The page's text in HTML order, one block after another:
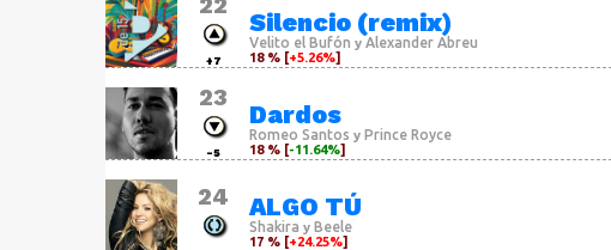
+7
Silencio (remix)
Velito el Bufón yAlexander Abreu
18 % [+5.26%]
23
-5
Dardos
Romeo Santos y Prince Royce
18 % [-11.64%]
24 ALGO TÚ
Shakira y Beele
17 % [+24.25%]